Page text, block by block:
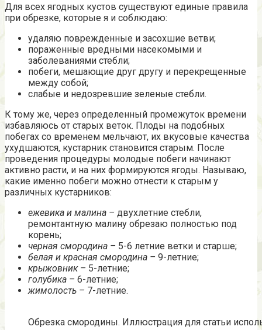
Для всех ягодных кустов существуют единые правила
при обрезке, которые я и соблюдаю:
удаляю поврежденные и засохшие ветви;
пораженные вредными насекомыми и
заболеваниями стебли;
побеги, мешающие друг другу и перекрещенные
между собой;
слабые и недозревшие зеленые стебли.
К тому же, через определенный промежуток времени
избавляюсь от старых веток. Плоды на подобных
побегах со временем мельчают, их вкусовые качества
ухудшаются, кустарник становится старым. После
проведения процедуры молодые побеги начинают
активно расти, и на них формируются ягоды. Называю,
какие именно побеги можно отнести к старым у
различных кустарников:
ежевика и малина – двухлетние стебли,
ремонтантную малину обрезаю полностью под
корень;
черная смородина – 5-6 летние ветки и старше;
белая и красная смородина – 9-летние;
крыжовник – 5-летние;
голубика – 6-летние;
жимолость – 7-летние.
Обрезка смородины. Иллюстрация для статьи